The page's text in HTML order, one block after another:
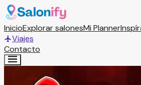
InicioExplorar salonesMi Planner
Viajes
Contacto